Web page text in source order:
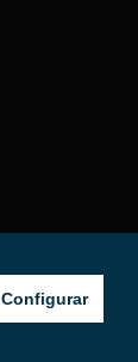
Configurar